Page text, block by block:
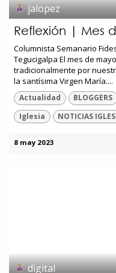
jalopez
Reflexión | Mes
Columnista Semanario
Tegucigalpa El mes de
tradicionalmente por
la santísima Virgen María....
Actualidad BLOGGERS
Iglesia
NOTICIAS
8 may 2023
digital